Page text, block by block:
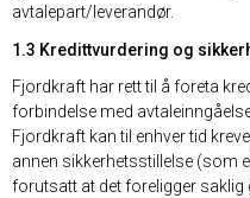
avtalepart/leverandør.
1.3 Kredittvurdering og
Fjordkraft har rett til å foreta
forbindelse med
Fjordkraft kan til enhver tid
annen sikkerhetsstillelse (som
forutsatt at det foreligger